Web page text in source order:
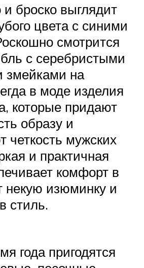
броско выглядит
цвета с синими
смотрится
с серебристыми
змейками на
в моде изделия
которые придают
образу и
четкость мужских
и практичная
комфорт в
некую изюминку и
стиль.
года пригодятся